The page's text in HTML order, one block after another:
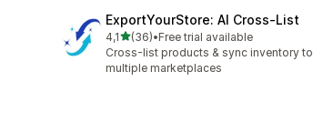
ExportYourStore: AI Cross‑List
4,15 yıldız üzerinden
(36)
toplam 36 değerlendirme
•Free trial available
Cross-list products & sync inventory to
multiple marketplaces